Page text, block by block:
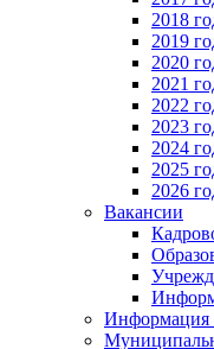
2018
2019
2020
2021
2022
2023
2024
2025
2026
Вакансии